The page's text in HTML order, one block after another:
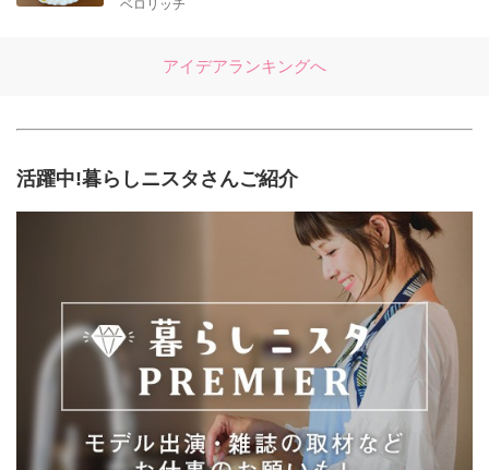
ベロリッチ
アイデアランキングへ
活躍中!暮らしニスタさんご紹介